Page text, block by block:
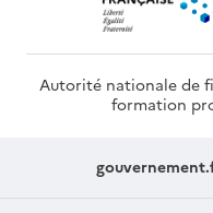
Autorité nationale de
formation